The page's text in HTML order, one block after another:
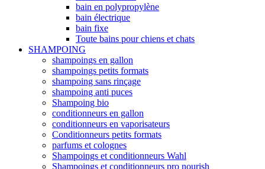
bain en polypropylène
bain électrique
bain fixe
Toute bains pour chiens et chats
SHAMPOING
shampoings en gallon
shampoings petits formats
shampoing sans rinçage
shampoing anti puces
Shampoing bio
conditionneurs en gallon
conditionneurs en vaporisateurs
Conditionneurs petits formats
parfums et colognes
Shampoings et conditionneurs Wahl
Shampoings et conditionneurs pro nourish